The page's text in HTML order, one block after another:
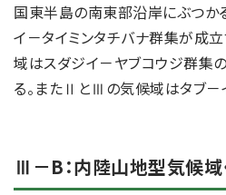
国東半島の南東部沿岸にぶつか
イ－タイミンタチバナ群集が成
域はスダジイ－ヤブコウジ群集
る。またⅡとⅢの気候域はタブ－
Ⅲ－B：内陸山地型気候